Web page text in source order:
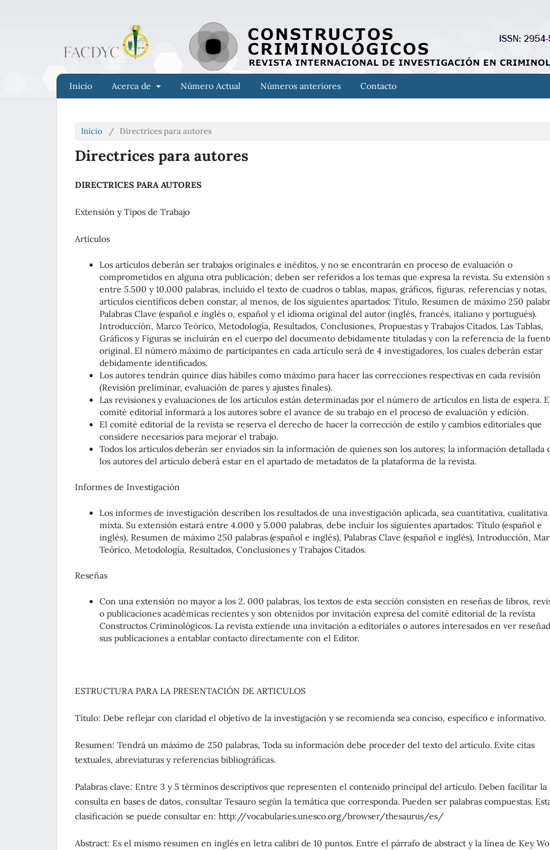
Inicio Acerca de Número Actual Números anteriores Contacto
Inicio / Directrices para autores
Directrices para autores
DIRECTRICES PARA AUTORES
Extensión y Tipos de Trabajo
Artículos
Los artículos deberán ser trabajos originales e inéditos, y no se encontrarán en proceso de evaluación o
comprometidos en alguna otra publicación; deben ser referidos a los temas que expresa la revista. Su extensión
entre 5.500 y 10.000 palabras, incluido el texto de cuadros o tablas, mapas, gráficos, figuras, referencias y notas,
artículos científicos deben constar, al menos, de los siguientes apartados: Título, Resumen de máximo 250
Palabras Clave (español e inglés o, español y el idioma original del autor (inglés, francés, italiano y portugués).
Introducción, Marco Teórico, Metodología, Resultados, Conclusiones, Propuestas y Trabajos Citados. Las Tablas,
Gráficos y Figuras se incluirán en el cuerpo del documento debidamente tituladas y con la referencia de la
original. El número máximo de participantes en cada artículo será de 4 investigadores, los cuales deberán estar
debidamente identificados.
Los autores tendrán quince días hábiles como máximo para hacer las correcciones respectivas en cada revisión
(Revisión preliminar, evaluación de pares y ajustes finales).
Las revisiones y evaluaciones de los artículos están determinadas por el número de artículos en lista de espera.
comité editorial informará a los autores sobre el avance de su trabajo en el proceso de evaluación y edición.
El comité editorial de la revista se reserva el derecho de hacer la corrección de estilo y cambios editoriales que
considere necesarios para mejorar el trabajo.
Todos los artículos deberán ser enviados sin la información de quienes son los autores; la información detallada
los autores del artículo deberá estar en el apartado de metadatos de la plataforma de la revista.
Informes de Investigación
Los informes de investigación describen los resultados de una investigación aplicada, sea cuantitativa, cualitativa
mixta. Su extensión estará entre 4.000 y 5.000 palabras, debe incluir los siguientes apartados: Título (español e
inglés), Resumen de máximo 250 palabras (español e inglés), Palabras Clave (español e inglés), Introducción,
Teórico, Metodología, Resultados, Conclusiones y Trabajos Citados.
Reseñas
Con una extensión no mayor a los 2. 000 palabras, los textos de esta sección consisten en reseñas de libros,
o publicaciones académicas recientes y son obtenidos por invitación expresa del comité editorial de la revista
Constructos Criminológicos. La revista extiende una invitación a editoriales o autores interesados en ver
sus publicaciones a entablar contacto directamente con el Editor.
ESTRUCTURA PARA LA PRESENTACIÓN DE ARTICULOS
Título: Debe reflejar con claridad el objetivo de la investigación y se recomienda sea conciso, específico e informativo.
Resumen: Tendrá un máximo de 250 palabras, Toda su información debe proceder del texto del artículo. Evite citas
textuales, abreviaturas y referencias bibliográficas.
Palabras clave: Entre 3 y 5 términos descriptivos que representen el contenido principal del artículo. Deben facilitar la
consulta en bases de datos, consultar Tesauro según la temática que corresponda. Pueden ser palabras compuestas.
clasificación se puede consultar en: http://vocabularies.unesco.org/browser/thesaurus/es/
Abstract: Es el mismo resumen en inglés en letra calibri de 10 puntos. Entre el párrafo de abstract y la línea de Key